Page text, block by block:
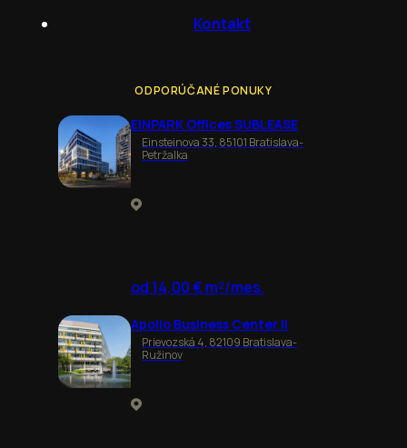
Kontakt
ODPORÚČANÉ PONUKY
EINPARK Offices SUBLEASE
Einsteinova 33, 85101 Bratislava-
Petržalka
od 14,00 € m²/mes.
Apollo Business Center II
Prievozská 4, 82109 Bratislava-
Ružinov